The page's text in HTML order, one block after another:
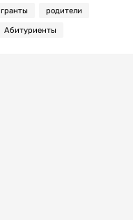
гранты родители
Абитуриенты